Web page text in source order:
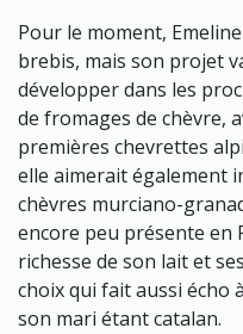
Pour le moment,
brebis, mais son projet
développer dans les
de fromages de chèvre,
premières chevrettes
elle aimerait également
chèvres murciano-
encore peu présente en
richesse de son lait et
choix qui fait aussi écho
son mari étant catalan.